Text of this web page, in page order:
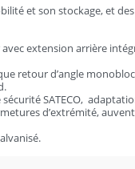
et son stockage, et
extension arrière
retour d’angle
SATECO,
d’extrémité,